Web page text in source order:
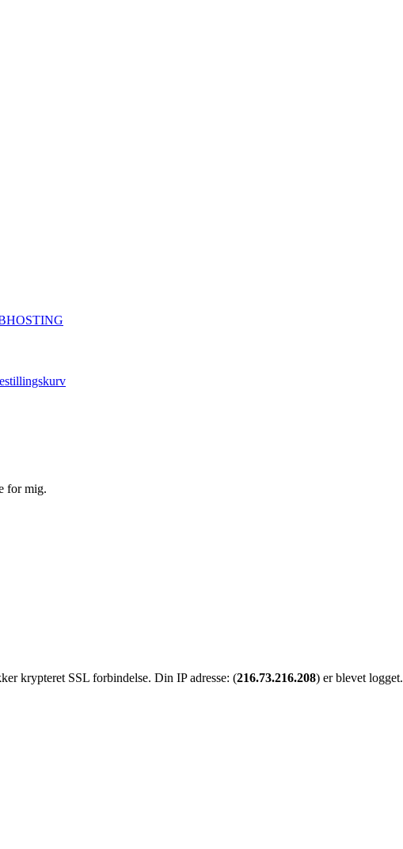
for mig.
krypteret SSL forbindelse. Din IP adresse: (216.73.216.208) er blevet logget.